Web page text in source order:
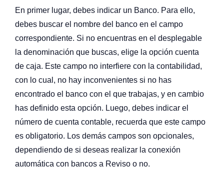
En primer lugar, debes indicar un Banco. Para ello,
debes buscar el nombre del banco en el campo
correspondiente. Si no encuentras en el desplegable
la denominación que buscas, elige la opción cuenta
de caja. Este campo no interfiere con la contabilidad,
con lo cual, no hay inconvenientes si no has
encontrado el banco con el que trabajas, y en cambio
has definido esta opción. Luego, debes indicar el
número de cuenta contable, recuerda que este campo
es obligatorio. Los demás campos son opcionales,
dependiendo de si deseas realizar la conexión
automática con bancos a Reviso o no.